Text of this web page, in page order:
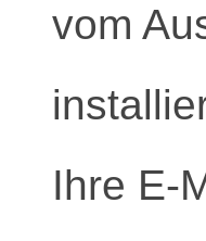
vom
Ihre E-